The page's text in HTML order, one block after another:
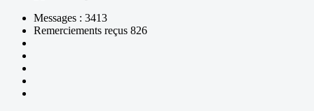
Messages : 3413
Remerciements reçus 826